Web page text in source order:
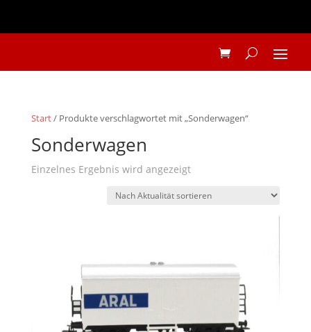
Start/ Produkte verschlagwortet mit „Sonderwagen“
Sonderwagen
Einzelnes Ergebnis wird angezeigt